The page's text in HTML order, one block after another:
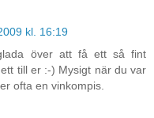
kl. 16:19
över att få ett så fint
till er :-) Mysigt när du var
ofta en vinkompis.